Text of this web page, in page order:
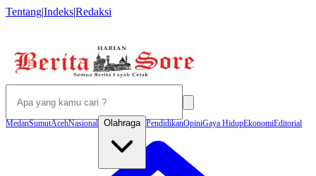
Tentang|Indeks|Redaksi
MedanSumutAcehNasional Olahraga PendidikanOpiniGaya HidupEkonomiEditorial